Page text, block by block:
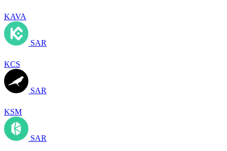
KAVA
SAR
KCS
SAR
KSM
SAR